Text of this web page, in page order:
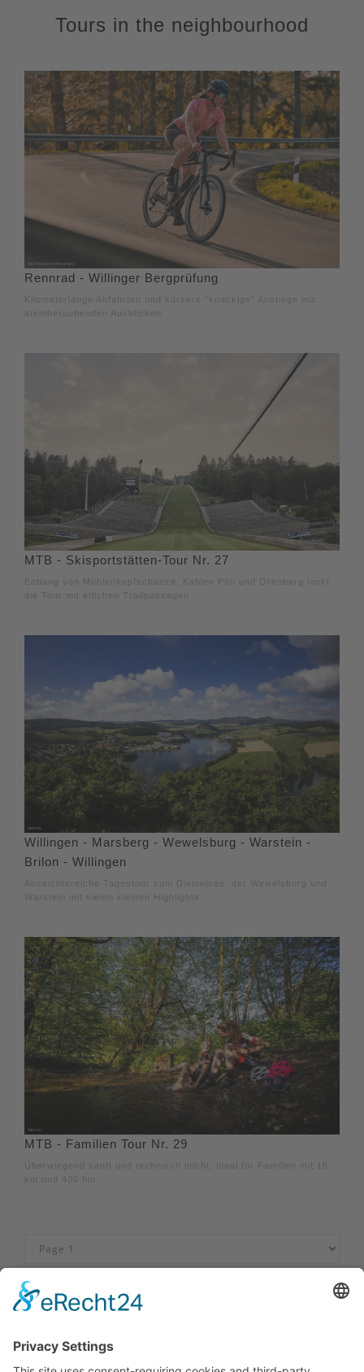
Tours in the neighbourhood
Rennrad - Willinger Bergprüfung
Kilometerlange Abfahrten und kürzere "knackige" Anstiege mit
atemberaubenden Ausblicken
MTB - Skisportstätten-Tour Nr. 27
Entlang von Mühlenkopfschanze, Kahlen Pön und Orenberg lockt
die Tour mit etlichen Trailpassagen
Willingen - Marsberg - Wewelsburg - Warstein -
Brilon - Willingen
Aussichtsreiche Tagestour zum Diemelsee, der Wewelsburg und
Warstein mit vielen kleinen Highlights
MTB - Familien Tour Nr. 29
Überwiegend sanft und technisch leicht, ideal für Familien mit 18
km und 400 hm